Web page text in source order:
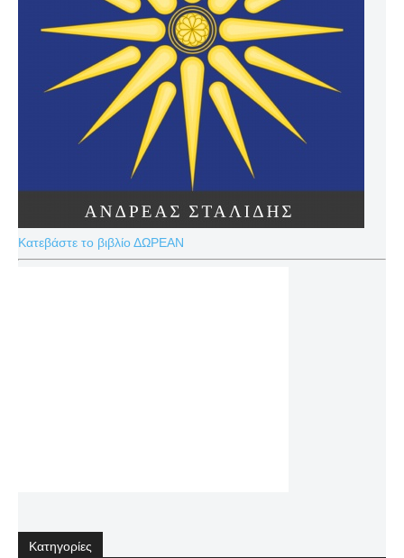
Κατεβάστε το βιβλίο ΔΩΡΕΑΝ
Κατηγορίες